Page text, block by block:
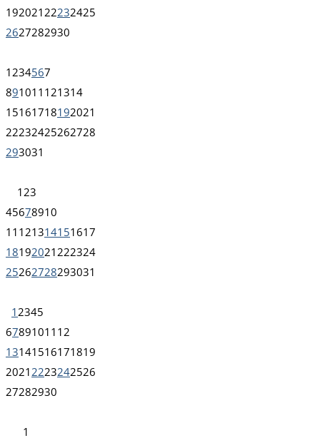
192021 22232425
2627282930
1 234567
891011 121314
15161718192021
22232425262728
293031
1 23
45678910
11 121314151617
18192021 222324
25262728293031
1 2345
67891011 12
13141516171819
2021 2223242526
27282930
1